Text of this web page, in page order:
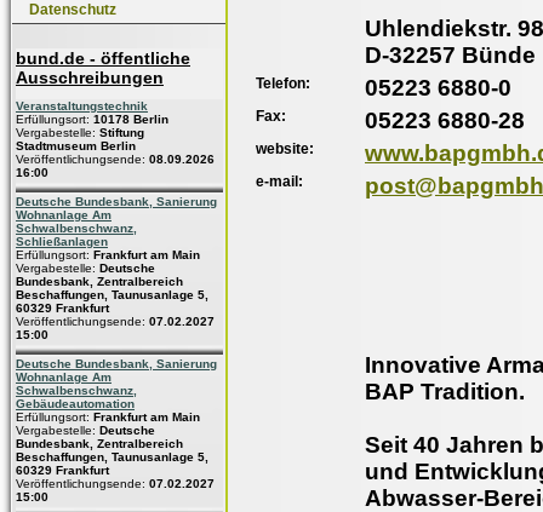
Datenschutz
bund.de - öffentliche
Ausschreibungen
Veranstaltungstechnik
Erfüllungsort: 10178 Berlin
Vergabestelle: Stiftung
Stadtmuseum Berlin
Veröffentlichungsende: 08.09.2026
16:00
Deutsche Bundesbank, Sanierung
Wohnanlage Am
Schwalbenschwanz,
Schließanlagen
Erfüllungsort: Frankfurt am Main
Vergabestelle: Deutsche
Bundesbank, Zentralbereich
Beschaffungen, Taunusanlage 5,
60329 Frankfurt
Veröffentlichungsende: 07.02.2027
15:00
Deutsche Bundesbank, Sanierung
Wohnanlage Am
Schwalbenschwanz,
Gebäudeautomation
Erfüllungsort: Frankfurt am Main
Vergabestelle: Deutsche
Bundesbank, Zentralbereich
Beschaffungen, Taunusanlage 5,
60329 Frankfurt
Veröffentlichungsende: 07.02.2027
15:00
Uhlendiekstr.
D-32257 Bünde
Telefon: 05223 6880-0
Fax: 05223 6880-28
website:
e-mail:
Innovative
BAP Tradition.
Seit 40 Jahren
und
Abwasser-